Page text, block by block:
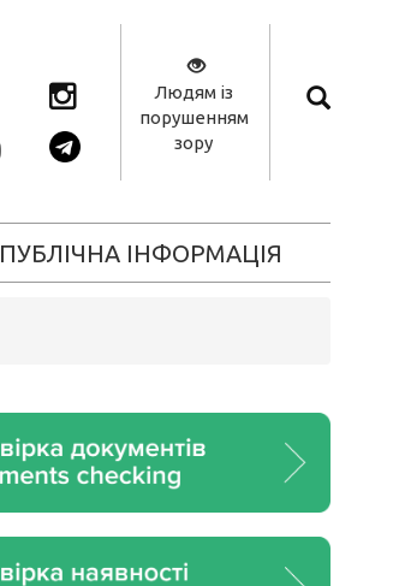
Людям із
порушенням
зору
ПУБЛІЧНА ІНФОРМАЦІЯ